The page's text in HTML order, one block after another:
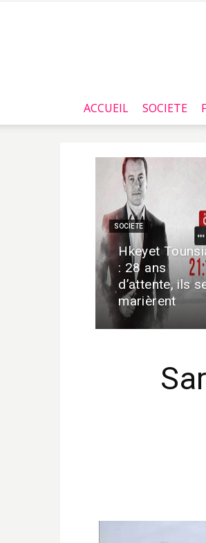
ACCUEIL SOCIETE
SOCIETE
Hkeyet
: 28 ans
d’attente, ils
marièrent